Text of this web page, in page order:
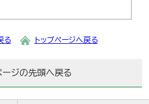
る トップページへ戻る
ージの先頭へ戻る